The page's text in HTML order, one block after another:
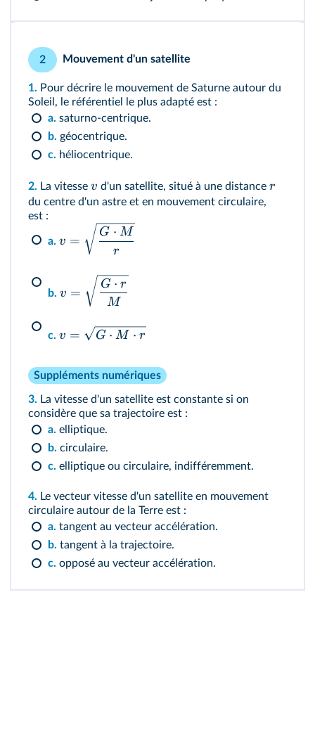
2 Mouvement d'un satellite
1. Pour décrire le mouvement de Saturne autour du
Soleil, le référentiel le plus adapté est :
a. saturno-centrique.
b. géocentrique.
c. héliocentrique.
2. La vitesse v d'un satellite, situé à une distance r
du centre d'un astre et en mouvement circulaire,
est :
a. v =
r
G ⋅ M
b. v =
M
G ⋅ r
c. v = G ⋅ M ⋅ r
Suppléments numériques
3. La vitesse d'un satellite est constante si on
considère que sa trajectoire est :
a. elliptique.
b. circulaire.
c. elliptique ou circulaire, indifféremment.
4. Le vecteur vitesse d'un satellite en mouvement
circulaire autour de la Terre est :
a. tangent au vecteur accélération.
b. tangent à la trajectoire.
c. opposé au vecteur accélération.